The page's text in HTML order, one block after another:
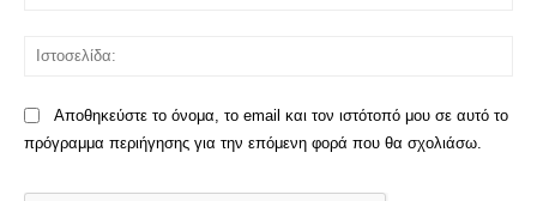
Αποθηκεύστε το όνομα, το email και τον ιστότοπό μου σε αυτό το
πρόγραμμα περιήγησης για την επόμενη φορά που θα σχολιάσω.